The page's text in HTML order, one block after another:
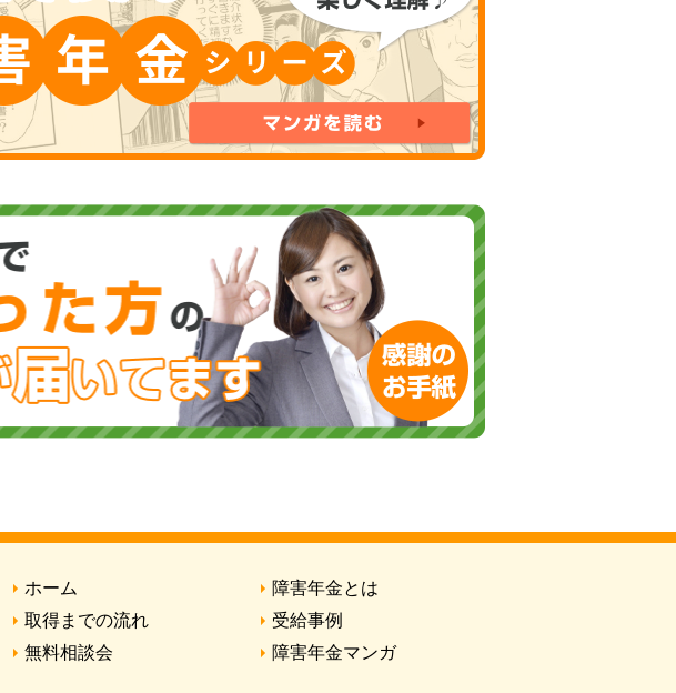
ホーム
障害年金とは
取得までの流れ
受給事例
無料相談会
障害年金マンガ